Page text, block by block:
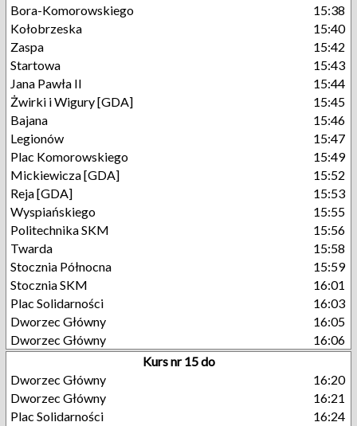
Bora-Komorowskiego
15:38
Kołobrzeska
15:40
Zaspa
15:42
Startowa
15:43
Jana Pawła II
15:44
Żwirki i Wigury [GDA]
15:45
Bajana
15:46
Legionów
15:47
Plac Komorowskiego
15:49
Mickiewicza [GDA]
15:52
Reja [GDA]
15:53
Wyspiańskiego
15:55
Politechnika SKM
15:56
Twarda
15:58
Stocznia Północna
15:59
Stocznia SKM
16:01
Plac Solidarności
16:03
Dworzec Główny
16:05
Dworzec Główny
16:06
Kurs nr 15 do
Dworzec Główny
16:20
Dworzec Główny
16:21
Plac Solidarności
16:24